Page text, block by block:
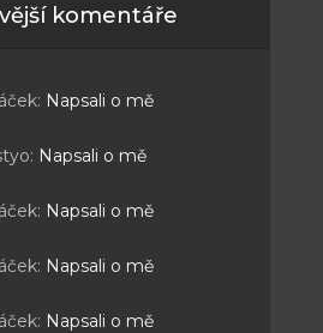
komentáře
: Napsali o mě
: Napsali o mě
: Napsali o mě
: Napsali o mě
: Napsali o mě